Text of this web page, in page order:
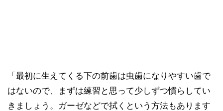
「最初に生えてくる下の前歯は虫歯になりやすい歯で
はないので、まずは練習と思って少しずつ慣らしてい
きましょう。ガーゼなどで拭くという方法もあります